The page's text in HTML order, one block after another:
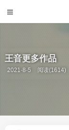
王音更多作品
2021-8-5 阅读(1614)